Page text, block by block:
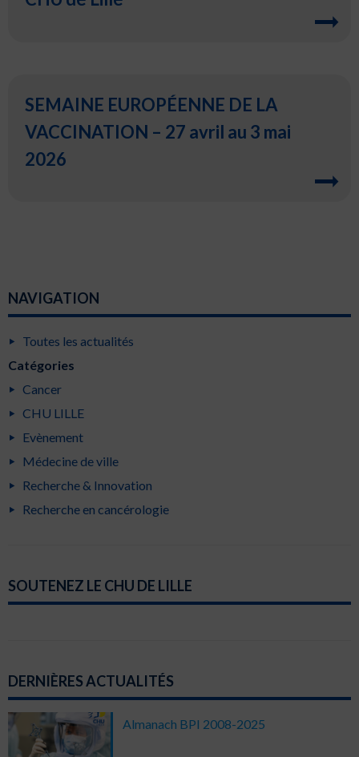
SEMAINE EUROPÉENNE DE LA
VACCINATION – 27 avril au 3 mai
2026
NAVIGATION
Toutes les actualités
Catégories
Cancer
CHU LILLE
Evènement
Médecine de ville
Recherche & Innovation
Recherche en cancérologie
SOUTENEZ LE CHU DE LILLE
DERNIÈRES ACTUALITÉS
Almanach BPI 2008-2025